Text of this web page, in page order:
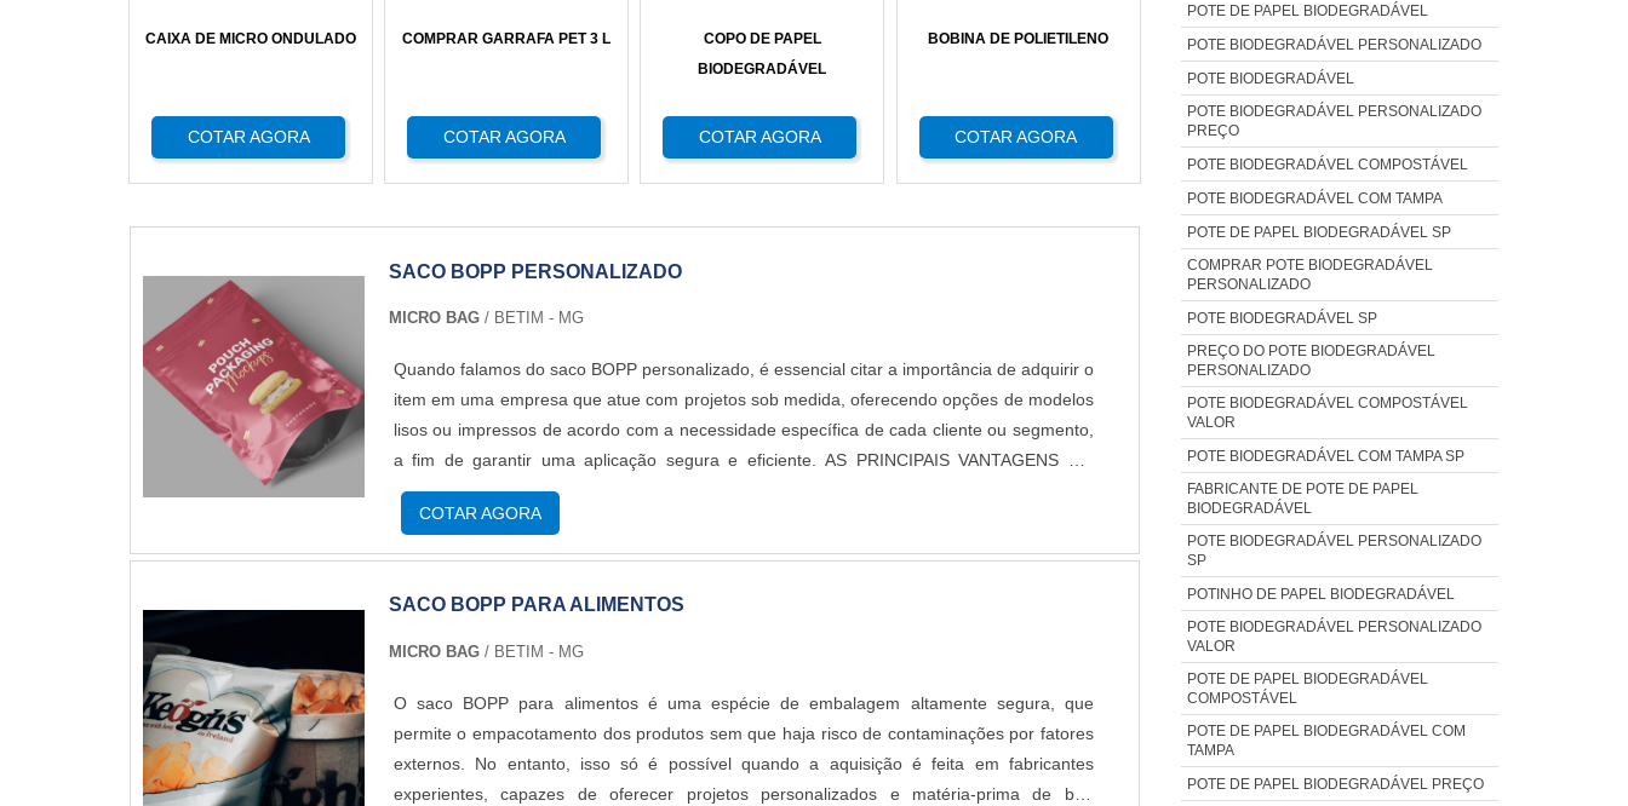
CAIXA DE MICRO ONDULADO
COTAR AGORA
COMPRAR GARRAFA PET 3 L
COTAR AGORA
COPO DE PAPEL
BIODEGRADÁVEL
COTAR AGORA
BOBINA DE POLIETILENO
COTAR AGORA
SACO BOPP PERSONALIZADO
MICRO BAG / BETIM - MG
Quando falamos do saco BOPP personalizado, é essencial citar a importância de adquirir o
item em uma empresa que atue com projetos sob medida, oferecendo opções de modelos
lisos ou impressos de acordo com a necessidade específica de cada cliente ou segmento,
a fim de garantir uma aplicação segura e eficiente. AS PRINCIPAIS VANTAGENS DO
MODELODe maneira simplificada, os sacos de BOPP, ou como também conhecidos como
de polipropileno biori...
COTAR AGORA
SACO BOPP PARA ALIMENTOS
MICRO BAG / BETIM - MG
O saco BOPP para alimentos é uma espécie de embalagem altamente segura, que
permite o empacotamento dos produtos sem que haja risco de contaminações por fatores
externos. No entanto, isso só é possível quando a aquisição é feita em fabricantes
experientes, capazes de oferecer projetos personalizados e matéria-prima de boa
POTE DE PAPEL BIODEGRADÁVEL
POTE BIODEGRADÁVEL PERSONALIZADO
POTE BIODEGRADÁVEL
POTE BIODEGRADÁVEL PERSONALIZADO
PREÇO
POTE BIODEGRADÁVEL COMPOSTÁVEL
POTE BIODEGRADÁVEL COM TAMPA
POTE DE PAPEL BIODEGRADÁVEL SP
COMPRAR POTE BIODEGRADÁVEL
PERSONALIZADO
POTE BIODEGRADÁVEL SP
PREÇO DO POTE BIODEGRADÁVEL
PERSONALIZADO
POTE BIODEGRADÁVEL COMPOSTÁVEL
VALOR
POTE BIODEGRADÁVEL COM TAMPA SP
FABRICANTE DE POTE DE PAPEL
BIODEGRADÁVEL
POTE BIODEGRADÁVEL PERSONALIZADO
SP
POTINHO DE PAPEL BIODEGRADÁVEL
POTE BIODEGRADÁVEL PERSONALIZADO
VALOR
POTE DE PAPEL BIODEGRADÁVEL
COMPOSTÁVEL
POTE DE PAPEL BIODEGRADÁVEL COM
TAMPA
POTE DE PAPEL BIODEGRADÁVEL PREÇO